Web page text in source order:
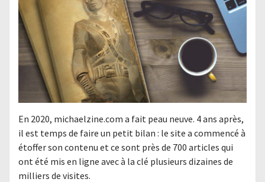
En 2020, michaelzine.com a fait peau neuve. 4 ans après,
il est temps de faire un petit bilan : le site a commencé à
étoffer son contenu et ce sont près de 700 articles qui
ont été mis en ligne avec à la clé plusieurs dizaines de
milliers de visites.